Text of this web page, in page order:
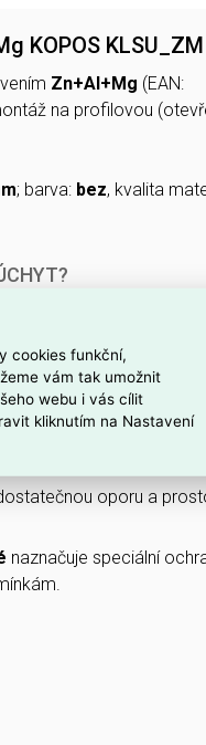
KOPOS KLSU_ZM
Zn+Al+Mg (EAN:
na profilovou
; barva: bez, kvalita
a stabilní uchycení.
s omezeným
snadnou instalaci
oporu a
naznačuje speciální
cookies funkční,
vám tak umožnit
webu i vás cílit
kliknutím na Nastavení